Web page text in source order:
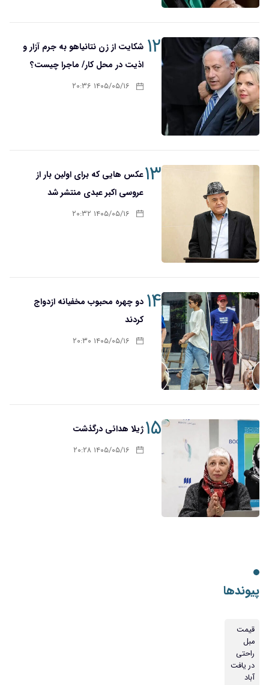
۱۲ شکایت از زن نتانیاهو به جرم آزار و
اذیت در محل کار/ ماجرا چیست؟
۱۴۰۵/۰۵/۱۶ ۲۰:۳۶
۱۳عکس هایی که برای اولین بار از
عروسی اکبر عبدی منتشر شد
۱۴۰۵/۰۵/۱۶ ۲۰:۳۲
۱۴ دو چهره محبوب مخفیانه ازدواج
کردند
۱۴۰۵/۰۵/۱۶ ۲۰:۳۰
۱۵ژیلا هدائی درگذشت
۱۴۰۵/۰۵/۱۶ ۲۰:۲۸
پیوندها
قیمت
مبل
راحتی
در یافت
آباد